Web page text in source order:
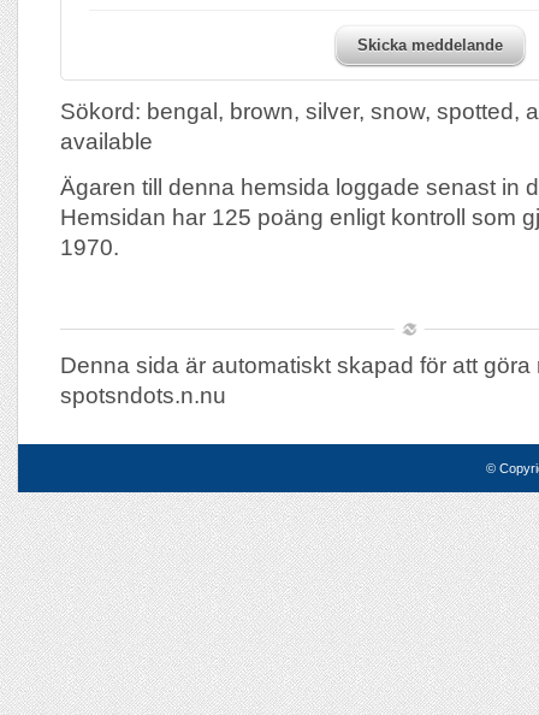
Skicka meddelande
Sökord: bengal, brown, silver, snow, spotted,
available
Ägaren till denna hemsida loggade senast in
Hemsidan har 125 poäng enligt kontroll som
1970.
Denna sida är automatiskt skapad för att göra
spotsndots.n.nu
©